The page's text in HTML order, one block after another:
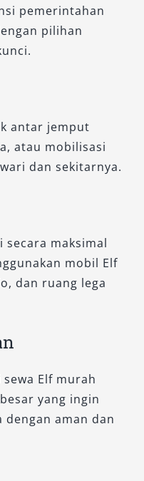
tiga tipe
Short, dan Elf
keperluan
dinas kantor,
luar kota, semua
dengan
kami siap
yang paling
Wisata dan
juga untuk
efisien, dan
pemerintahan
pilihan
antar jemput
atau mobilisasi
dan sekitarnya.
secara maksimal
mobil Elf
dan ruang lega
Elf murah
yang ingin
dengan aman dan